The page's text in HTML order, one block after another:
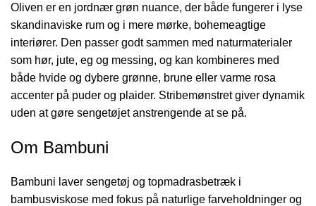
Oliven er en jordnær grøn nuance, der både fungerer i lyse
skandinaviske rum og i mere mørke, bohemeagtige
interiører. Den passer godt sammen med naturmaterialer
som hør, jute, eg og messing, og kan kombineres med
både hvide og dybere grønne, brune eller varme rosa
accenter på puder og plaider. Stribemønstret giver dynamik
uden at gøre sengetøjet anstrengende at se på.
Om Bambuni
Bambuni laver sengetøj og topmadrasbetræk i
bambusviskose med fokus på naturlige farveholdninger og